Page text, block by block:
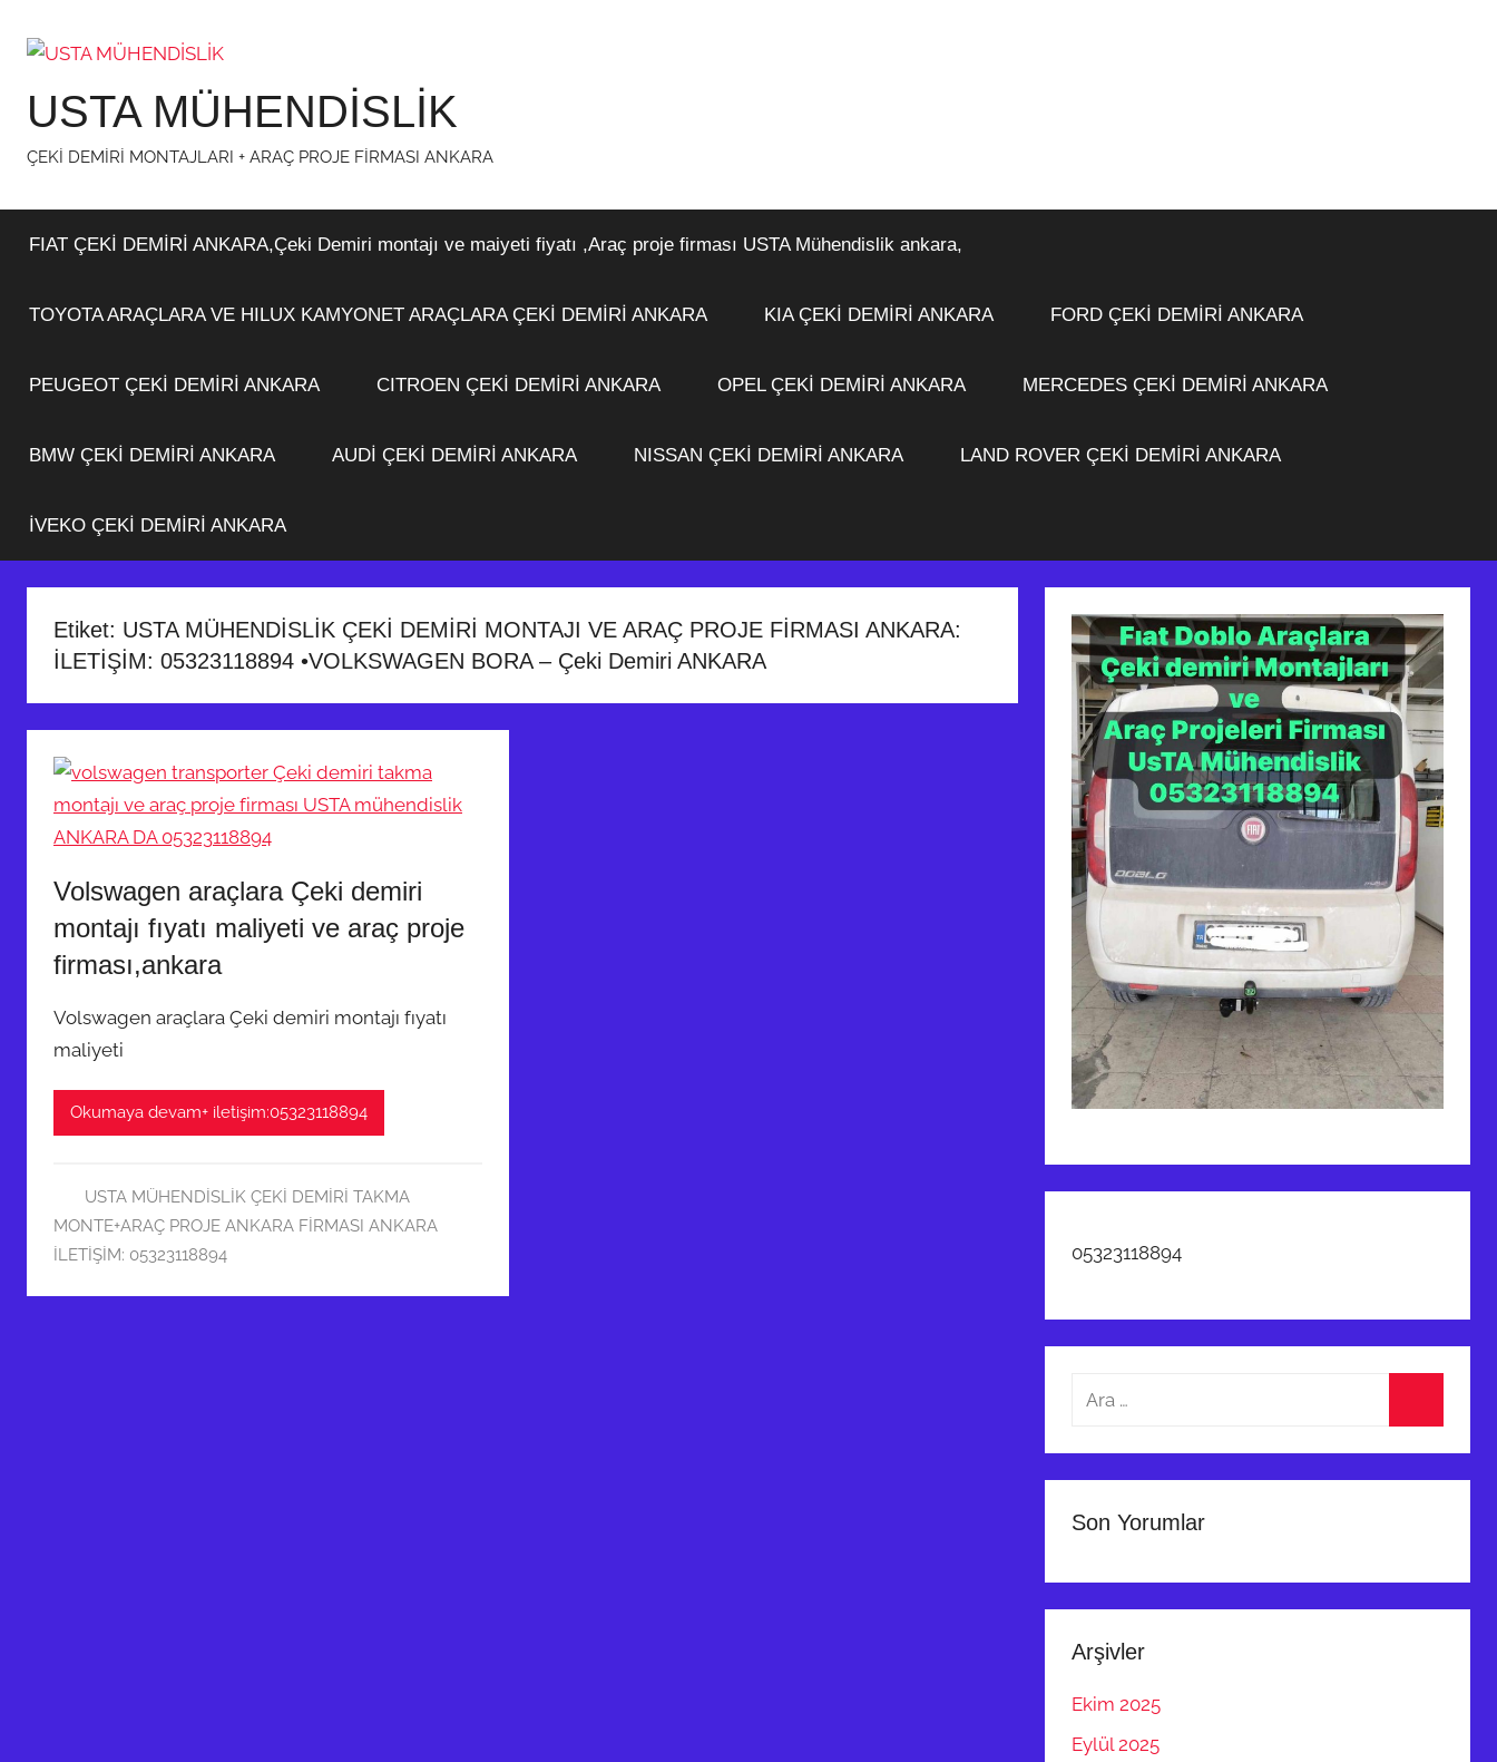
atla
USTA MÜHENDİSLİK
ÇEKİ DEMİRİ MONTAJLARI + ARAÇ PROJE FİRMASI ANKARA
FIAT ÇEKİ DEMİRİ ANKARA,Çeki Demiri montajı ve maiyeti fiyatı ,Araç proje firması USTA Mühendislik ankara,
TOYOTA ARAÇLARA VE HILUX KAMYONET ARAÇLARA ÇEKİ DEMİRİ ANKARA KIA ÇEKİ DEMİRİ ANKARA FORD ÇEKİ DEMİRİ ANKARA
PEUGEOT ÇEKİ DEMİRİ ANKARA CITROEN ÇEKİ DEMİRİ ANKARA OPEL ÇEKİ DEMİRİ ANKARA MERCEDES ÇEKİ DEMİRİ ANKARA
BMW ÇEKİ DEMİRİ ANKARA AUDİ ÇEKİ DEMİRİ ANKARA NISSAN ÇEKİ DEMİRİ ANKARA LAND ROVER ÇEKİ DEMİRİ ANKARA
İVEKO ÇEKİ DEMİRİ ANKARA
Etiket: USTA MÜHENDİSLİK ÇEKİ DEMİRİ MONTAJI VE ARAÇ PROJE FİRMASI ANKARA:
İLETİŞİM: 05323118894 •VOLKSWAGEN BORA – Çeki Demiri ANKARA
Volswagen araçlara Çeki demiri
montajı fıyatı maliyeti ve araç proje
firması,ankara
Volswagen araçlara Çeki demiri montajı fıyatı
maliyeti
Okumaya devam+ iletişim:05323118894
USTA MÜHENDİSLİK ÇEKİ DEMİRİ TAKMA
MONTE+ARAÇ PROJE ANKARA FİRMASI ANKARA
İLETİŞİM: 05323118894
05323118894
Arama:
Son Yorumlar
Arşivler
Ekim 2025
Eylül 2025